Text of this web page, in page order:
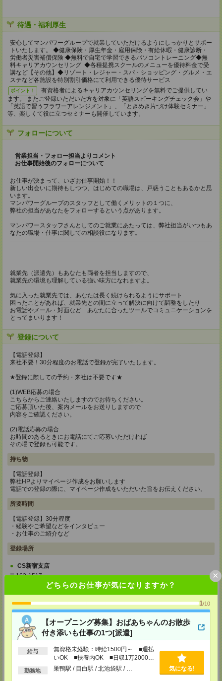
どちらのお仕事が気になりますか？
1/10
【オープニング募集】おばあちゃんのお散歩
付き添いも仕事の1つ[派遣]
給与
無資格未経験：時給1500円～ ■週払
いOK ■扶養内OK ■日収1万2000円
以上
勤務地 巣鴨駅 / 目白駅 / 北池袋駅 / … 気になる!
×
待遇・福利厚生
安心してマンパワーグループで就業していただけるようにしっかりとサポー
トいたします。 ◆健康保険・厚生年金・雇用保険・有給休暇・健康診断・
労働者災害補償保険 ◆無料で自宅で学習できるパソコントレーニング◆無
料キャリアカウンセリング ◆各種提携スクールのメニューを優待料金で受
講など【その他】◆リゾート・レジャー・スパ・ショッピング・グルメ・エ
ステなど各施設を特別割引価格にて利用できる優待サービス
ポイント！
有資格者によるキャリアカウンセリングを無料でご提供してい
ます。 またご登録いただいた方を対象に「英語スピーキングチェック会」や
「英語で習うフラワーアレンジメント」、「ときめき片づけ体験セミナー」
等、楽しくて役に立つセミナーも開催しています。
フォローについて
営業担当・フォロー担当よりコメント
お仕事開始後のフォローについて
お仕事が決まって、いざお仕事開始！！
新しい出会いに期待もしつつ、はじめての職場は、戸惑うこともあるかと思
います。
マンパワーグループのスタッフとして働くメリットの１つに、
弊社の担当があなたをフォローするという点があります。
マンパワースタッフさんとしてのご就業にあたっては、弊社担当がいつもあ
なたの職場・仕事に関しての相談役になります。
就業先（派遣先）もあなたも両者を担当しますので、
就業先の環境も理解している強い味方になれますよ。
気に入った就業先では、あなたは長く続けられるようにサポート
困ったことがあれば、就業先との間に立って解決に向けて調整をしたり
お電話やメール・対面など あなたに合ったツールでコミュニケーションを
とってまいります！
登録について
【電話登録】
来社不要！30分程度のお電話で登録が完了いたします。
★登録に際しての予約・来社は不要です★
(1)WEB応募の場合
こちらからご連絡いたしますのでお待ちください。
ご応募頂いた後、案内メールをお送りしますので
内容をご確認ください。
(2)電話応募の場合
お時間のあるときにお電話にてご応募いただければ
その場で登録も可能です。
持ち物
【電話登録】
弊社HPよりマイページ作成をお願いします
電話での登録の際に、マイページ作成をいただいた旨をお伝えください。
所要時間
【電話登録】30分程度
・経験やご希望などをインタビュー
・お仕事のご紹介など
登録場所
CS新宿支店
〒163-1517
東京都新宿区西新宿 1-6-1 新宿エルタワー 17F
TEL：0120-659-458
担当：採用担当
CS立川支店
〒190-0012
東京都立川市曙町2-34-7 ファーレイーストビル 8F
TEL：0120-659-460
MAIL：CS_TACHIKAWA@manpowergroup.jp
CS横浜支店